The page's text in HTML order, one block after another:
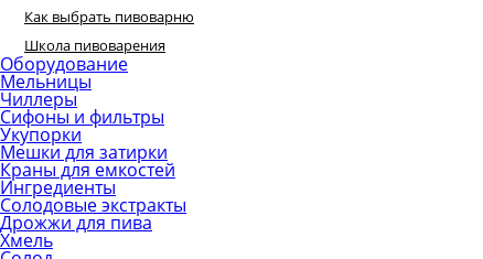
Как выбрать пивоварню
Школа пивоварения
Оборудование
Мельницы
Чиллеры
Сифоны и фильтры
Укупорки
Мешки для затирки
Краны для емкостей
Ингредиенты
Солодовые экстракты
Дрожжи для пива
Хмель